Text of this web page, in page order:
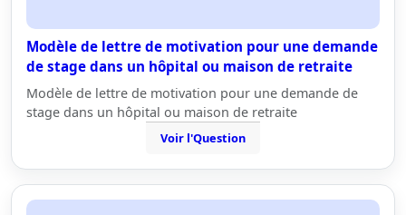
Modèle de lettre de motivation pour une demande
de stage dans un hôpital ou maison de retraite
Modèle de lettre de motivation pour une demande de
stage dans un hôpital ou maison de retraite
Voir l'Question